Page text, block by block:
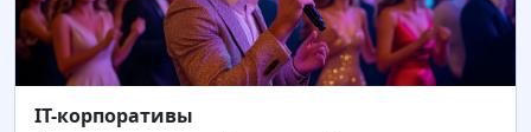
IT-корпоративы